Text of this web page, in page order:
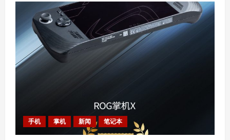
米
15
周
年！
搭
首
款
自
舰
处
理
手机 掌机 新闻 笔记本